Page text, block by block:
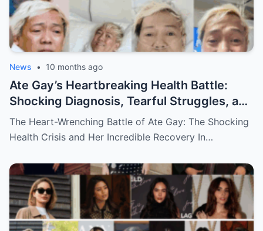
News • 10 months ago
Ate Gay’s Heartbreaking Health Battle:
Shocking Diagnosis, Tearful Struggles, and
Her Miraculous Recovery That Will Leave
You in Awe!
The Heart-Wrenching Battle of Ate Gay: The Shocking
Health Crisis and Her Incredible Recovery In…